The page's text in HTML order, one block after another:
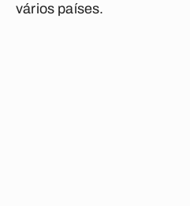
vários países.